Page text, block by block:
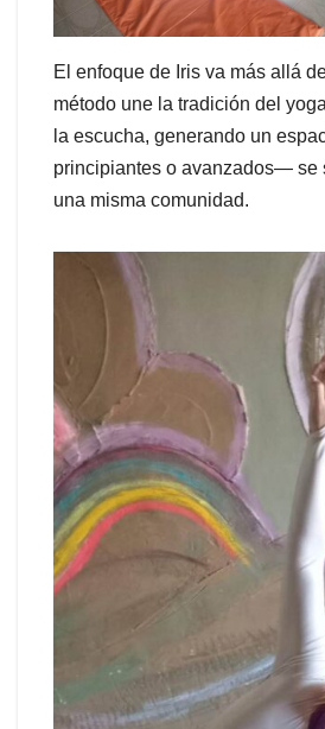
El enfoque de Iris va más allá
método une la tradición del
la escucha, generando un
principiantes o avanzados— se
una misma comunidad.